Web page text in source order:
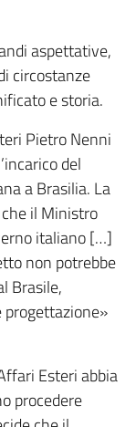
aspettative,
circostanze
e storia.
Pietro Nenni
del
a Brasilia. La
il Ministro
italiano […]
non potrebbe
Brasile,
progettazione»
Esteri abbia
procedere